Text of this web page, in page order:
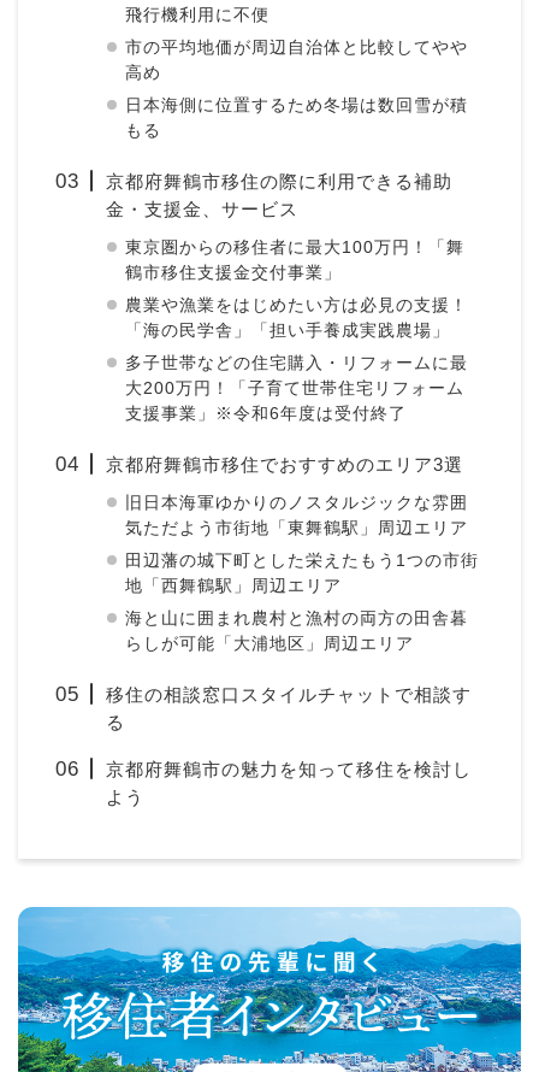
飛行機利用に不便
市の平均地価が周辺自治体と比較してやや
高め
日本海側に位置するため冬場は数回雪が積
もる
京都府舞鶴市移住の際に利用できる補助
金・支援金、サービス
東京圏からの移住者に最大100万円！「舞
鶴市移住支援金交付事業」
農業や漁業をはじめたい方は必見の支援！
「海の民学舎」「担い手養成実践農場」
多子世帯などの住宅購入・リフォームに最
大200万円！「子育て世帯住宅リフォーム
支援事業」※令和6年度は受付終了
京都府舞鶴市移住でおすすめのエリア3選
旧日本海軍ゆかりのノスタルジックな雰囲
気ただよう市街地「東舞鶴駅」周辺エリア
田辺藩の城下町とした栄えたもう1つの市街
地「西舞鶴駅」周辺エリア
海と山に囲まれ農村と漁村の両方の田舎暮
らしが可能「大浦地区」周辺エリア
移住の相談窓口スタイルチャットで相談す
る
京都府舞鶴市の魅力を知って移住を検討し
よう